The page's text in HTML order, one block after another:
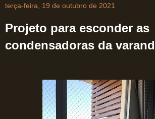
terça-feira, 19 de outubro de 2021
Projeto para esconder as
condensadoras da